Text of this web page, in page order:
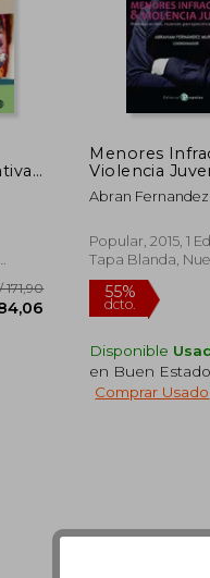
S/ 84,06
Menores
Violencia
Abran
Popular, 2015, 1
Tapa Blanda,
55%
dcto.
Disponible
en Buen
Comprar Usado